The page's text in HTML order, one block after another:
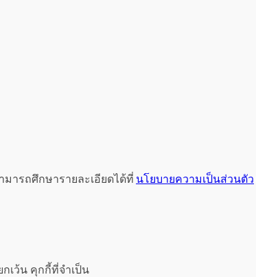
ารถศึกษารายละเอียดได้ที่ นโยบายความเป็นส่วนตัว
เว้น คุกกี้ที่จำเป็น